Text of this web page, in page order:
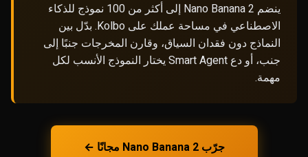
ينضم Nano Banana 2 إلى أكثر من 100 نموذج للذكاء
الاصطناعي في مساحة عملك على Kolbo. بدّل بين
النماذج دون فقدان السياق، وقارن المخرجات جنبًا إلى
جنب، أو دع Smart Agent يختار النموذج الأنسب لكل
مهمة.
جرّب Nano Banana 2 مجانًا ←